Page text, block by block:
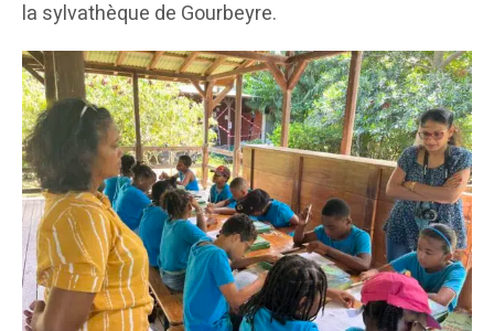
la sylvathèque de Gourbeyre.